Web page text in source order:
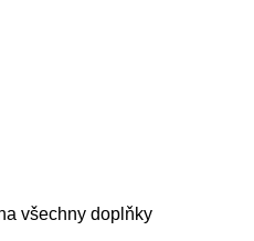
všechny doplňky